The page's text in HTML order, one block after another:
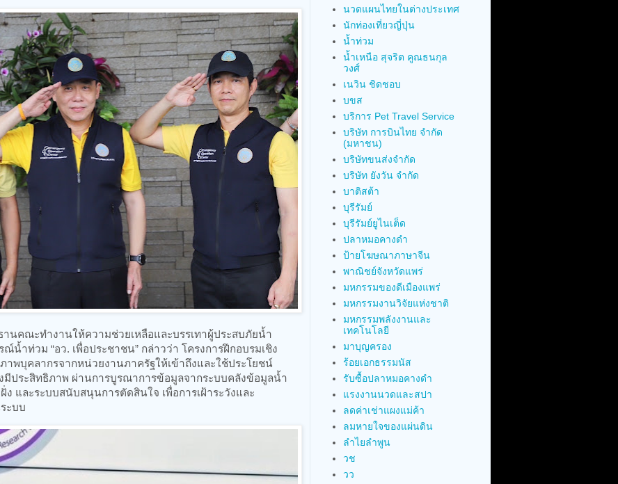
านคณะทำงานให้ความช่วยเหลือและบรรเทาผู้ประสบภัยน้ำ
ำท่วม “อว. เพื่อประชาชน” กล่าวว่า โครงการฝึกอบรมเชิง
าพบุคลากรจากหน่วยงานภาครัฐให้เข้าถึงและใช้ประโยชน์
มีประสิทธิภาพ ผ่านการบูรณาการข้อมูลจากระบบคลังข้อมูลน้ำ
ง และระบบสนับสนุนการตัดสินใจ เพื่อการเฝ้าระวังและ
ะบบ
นวดแผนไทยในต่างประเทศ
นักท่องเที่ยวญี่ปุ่น
น้ำท่วม
น้ำเหนือ สุจริต คูณธนกุล
วงศ์
เนวิน ชิดชอบ
บขส
บริการ Pet Travel Service
บริษัท การบินไทย จำกัด
(มหาชน)
บริษัทขนส่งจำกัด
บริษัท ยังวัน จำกัด
บาติสต้า
บุรีรัมย์
บุรีรัมย์ยูไนเต็ด
ปลาหมอคางดำ
ป้ายโฆษณาภาษาจีน
พาณิชย์จังหวัดแพร่
มหกรรมของดีเมืองแพร่
มหกรรมงานวิจัยแห่งชาติ
มหกรรมพลังงานและ
เทคโนโลยี
มาบุญครอง
ร้อยเอกธรรมนัส
รับซื้อปลาหมอคางดำ
แรงงานนวดและสปา
ลดค่าเช่าแผงแม่ค้า
ลมหายใจของแผ่นดิน
ลำไยลำพูน
วช
วว